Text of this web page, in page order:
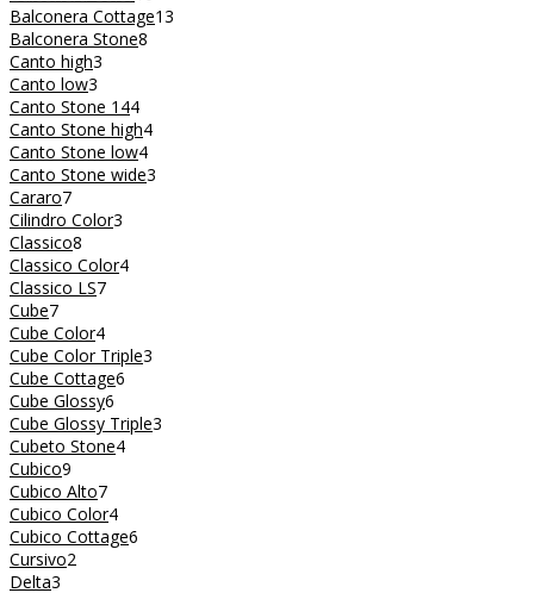
Balconera Cottage13
Balconera Stone8
Canto high3
Canto low3
Canto Stone 144
Canto Stone high4
Canto Stone low4
Canto Stone wide3
Cararo7
Cilindro Color3
Classico8
Classico Color4
Classico LS7
Cube7
Cube Color4
Cube Color Triple3
Cube Cottage6
Cube Glossy6
Cube Glossy Triple3
Cubeto Stone4
Cubico9
Cubico Alto7
Cubico Color4
Cubico Cottage6
Cursivo2
Delta3